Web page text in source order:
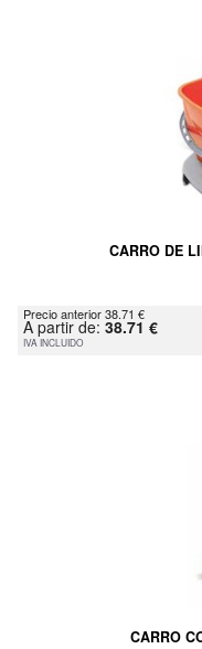
CARRO DE
Precio anterior 38.71 €
A partir de: 38.71 €
IVA INCLUIDO
CARRO